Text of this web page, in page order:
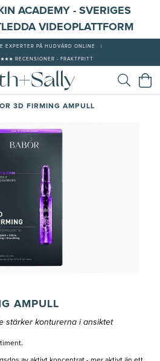
ACADEMY - SVERIGES
VIDEOPLATTFORM
EXPERTER PÅ HUDVÅRD ONLINE
RECENSIONER - FRAKTFRITT
3D FIRMING AMPULL
AMPULL
stärker konturerna i ansiktet